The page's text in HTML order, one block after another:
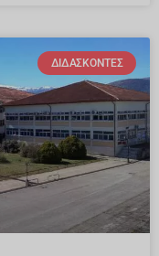
ΔΙΔΆΣΚΟΝΤΕΣ